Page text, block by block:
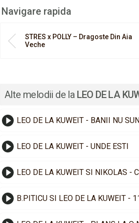
Navigare rapida
STRES x POLLY – Dragoste Din Aia
Veche
Alte melodii de la LEO DE LA
LEO DE LA KUWEIT - BANII NU
LEO DE LA KUWEIT - UNDE ESTI
LEO DE LA KUWEIT SI NIKOLAS -
B.PITICU SI LEO DE LA KUWEIT -